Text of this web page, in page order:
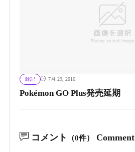
雑記 7月 29, 2016
Pokémon GO Plus発売延期
コメント （0件） Comment